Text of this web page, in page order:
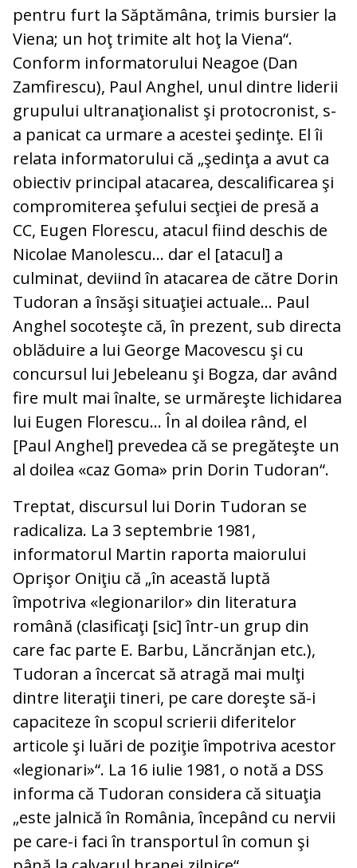
pentru furt la Săptămâna, trimis bursier la
Viena; un hoţ trimite alt hoţ la Viena“.
Conform informatorului Neagoe (Dan
Zamfirescu), Paul Anghel, unul dintre liderii
grupului ultranaţionalist şi protocronist, s-
a panicat ca urmare a acestei şedinţe. El îi
relata informatorului că „şedinţa a avut ca
obiectiv principal atacarea, descalificarea şi
compromiterea şefului secţiei de presă a
CC, Eugen Florescu, atacul fiind deschis de
Nicolae Manolescu… dar el [atacul] a
culminat, deviind în atacarea de către Dorin
Tudoran a însăşi situaţiei actuale… Paul
Anghel socoteşte că, în prezent, sub directa
oblăduire a lui George Macovescu şi cu
concursul lui Jebeleanu şi Bogza, dar având
fire mult mai înalte, se urmăreşte lichidarea
lui Eugen Florescu... În al doilea rând, el
[Paul Anghel] prevedea că se pregăteşte un
al doilea «caz Goma» prin Dorin Tudoran“.
Treptat, discursul lui Dorin Tudoran se
radicaliza. La 3 septembrie 1981,
informatorul Martin raporta maiorului
Oprişor Oniţiu că „în această luptă
împotriva «legionarilor» din literatura
română (clasificaţi [sic] într-un grup din
care fac parte E. Barbu, Lăncrănjan etc.),
Tudoran a încercat să atragă mai mulţi
dintre literaţii tineri, pe care doreşte să-i
capaciteze în scopul scrierii diferitelor
articole şi luări de poziţie împotriva acestor
«legionari»“. La 16 iulie 1981, o notă a DSS
informa că Tudoran considera că situaţia
„este jalnică în România, începând cu nervii
pe care-i faci în transportul în comun şi